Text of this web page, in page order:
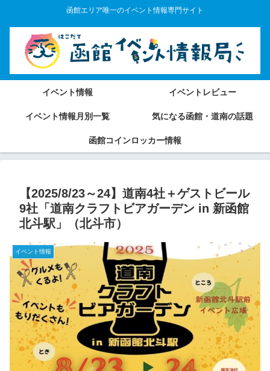
函館エリア唯一のイベント情報専門サイト
イベント情報 イベントレビュー
イベント情報月別一覧 気になる函館・道南の話題
函館コインロッカー情報
【2025/8/23～24】道南4社＋ゲストビール
9社「道南クラフトビアガーデン in 新函館
北斗駅」（北斗市）
イベント情報